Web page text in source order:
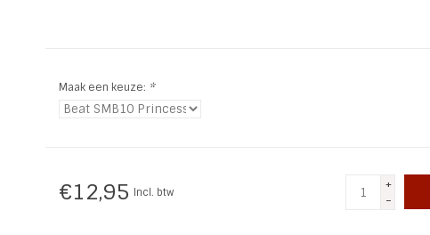
Maak een keuze: *
€12,95 Incl. btw
+
-